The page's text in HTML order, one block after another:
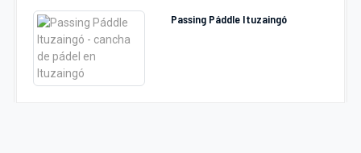
Passing Páddle Ituzaingó